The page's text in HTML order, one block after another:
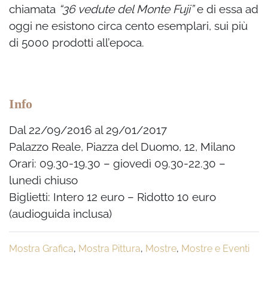
chiamata “36 vedute del Monte Fuji”e di essa ad
oggi ne esistono circa cento esemplari, sui più
di 5000 prodotti all’epoca.
Info
Dal 22/09/2016 al 29/01/2017
Palazzo Reale, Piazza del Duomo, 12, Milano
Orari: 09.30-19.30 – giovedì 09.30-22.30 –
lunedì chiuso
Biglietti: Intero 12 euro – Ridotto 10 euro
(audioguida inclusa)
Mostra Grafica, Mostra Pittura, Mostre, Mostre e Eventi